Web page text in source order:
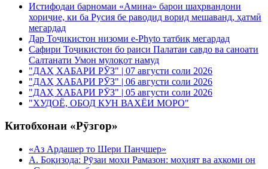
Истифодаи барномаи «Амина» барои шаҳрвандони
хориҷие, ки ба Русия бе раводид ворид мешаванд, ҳатмӣ
мегардад
Дар Тоҷикистон низоми e-Phyto татбиқ мегардад
Сафири Тоҷикистон бо раиси Палатаи савдо ва саноати
Салтанати Умон мулоқот намуд
"ДАҲ ХАБАРИ РӮЗ" | 07 августи соли 2026
"ДАҲ ХАБАРИ РӮЗ" | 06 августи соли 2026
"ДАҲ ХАБАРИ РӮЗ" | 05 августи соли 2026
"ХУДОЁ, ОБОД КУН ВАХЁИ МОРО"
Китобхонаи «Рӯзгор»
«Аз Ардашер то Шери Панҷшер»
А. Боқизода: Рӯзаи моҳи Рамазон: моҳият ва аҳкоми он